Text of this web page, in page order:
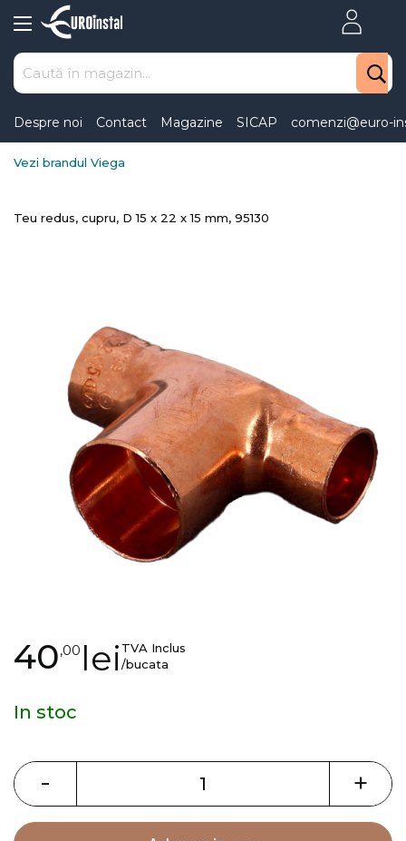
to
Content
Despre noi Contact Magazine SICAP comenzi@euro-
Vezi brandul Viega
Teu redus, cupru, D 15 x 22 x 15 mm, 95130
Skip
to
beginning
images
gallery
40,00 leiTVA Inclus
/bucata
In stoc
- +